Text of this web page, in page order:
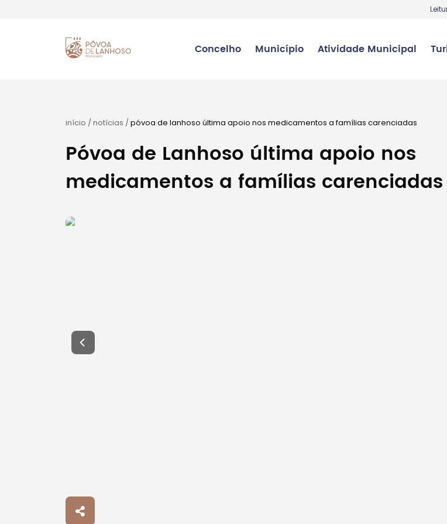
Concelho Município Atividade Municipal
início /notícias /póvoa de lanhoso última apoio nos medicamentos a famílias carenciadas
Póvoa de Lanhoso última apoio nos
medicamentos a famílias carenciadas